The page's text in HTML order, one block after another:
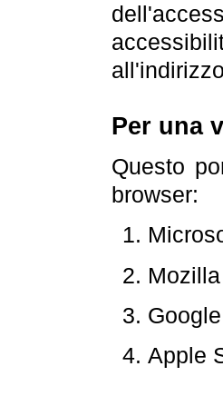
Per una
Questo
browser:
Apple